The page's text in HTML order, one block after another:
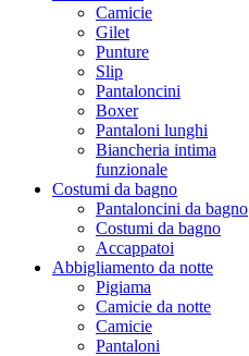
Camicie
Gilet
Punture
Slip
Pantaloncini
Boxer
Pantaloni lunghi
Biancheria intima
funzionale
Costumi da bagno
Pantaloncini da bagno
Costumi da bagno
Accappatoi
Abbigliamento da notte
Pigiama
Camicie da notte
Camicie
Pantaloni